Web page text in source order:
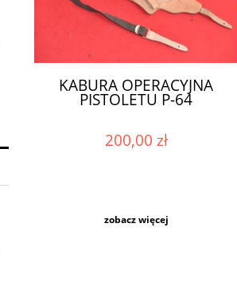
KABURA OPERACYJNA
PISTOLETU P-64
200,00 zł
zobacz więcej